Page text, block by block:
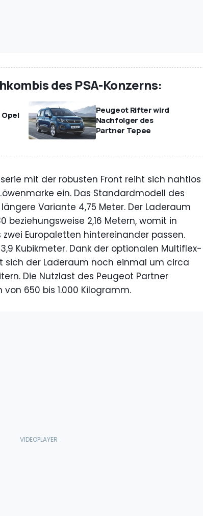
des PSA-Konzerns:
Opel
Peugeot Rifter wird
Nachfolger des
Partner Tepee
mit der robusten Front reiht sich nahtlos
ein. Das Standardmodell des
Variante 4,75 Meter. Der Laderaum
beziehungsweise 2,16 Metern, womit in
Europaletten hintereinander passen.
Kubikmeter. Dank der optionalen Multiflex-
sich der Laderaum noch einmal um circa
Die Nutzlast des Peugeot Partner
650 bis 1.000 Kilogramm.